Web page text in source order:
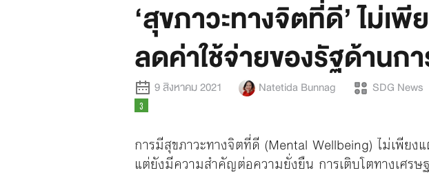
‘สุขภาวะทางจิตที่ดี’ ไม่เ
ลดค่าใช้จ่ายของรัฐด้าน
9 สิงหาคม 2021 Natetida Bunnag SDG News
การมีสุขภาวะทางจิตที่ดี (Mental Wellbeing) ไม่เพีย
แต่ยังมีความสำคัญต่อความยั่งยืน การเติบโตทางเศรษ